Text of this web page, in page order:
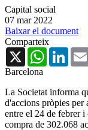
Capital social
07 mar 2022
Baixar el document
Comparteix
X
WhatsApp
Barcelona
La Societat informa
d'accions pròpies per
entre el 24 de febrer i
compra de 302.068